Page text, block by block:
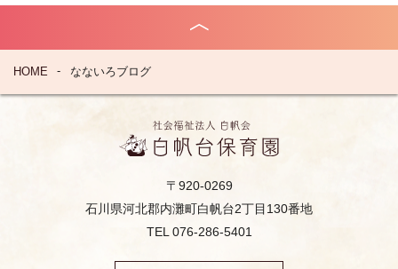
HOME なないろブログ
〒920-0269
石川県河北郡内灘町白帆台2丁目130番地
TEL 076-286-5401